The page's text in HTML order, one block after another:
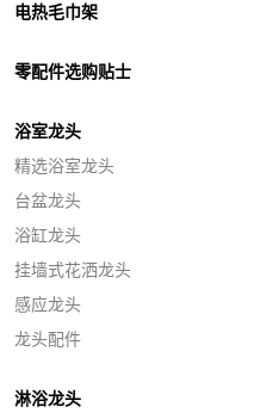
电热毛巾架
零配件选购贴士
浴室龙头
精选浴室龙头
台盆龙头
浴缸龙头
挂墙式花洒龙头
感应龙头
龙头配件
淋浴龙头